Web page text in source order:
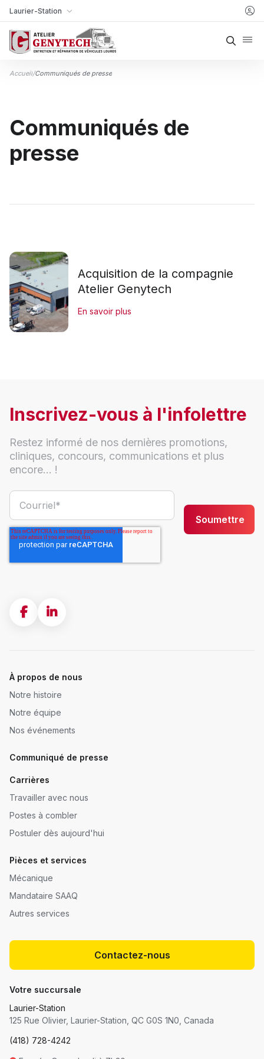
Aller au contenu
Ma succursale
Laurier-Station
Accueil/Communiqués de presse
Communiqués de
presse
Acquisition de la compagnie
Atelier Genytech
En savoir plus
Inscrivez-vous à l'infolettre
Restez informé de nos dernières promotions,
cliniques, concours, communications et plus
encore... !
À propos de nous
Notre histoire
Notre équipe
Nos événements
Communiqué de presse
Carrières
Travailler avec nous
Postes à combler
Postuler dès aujourd'hui
Pièces et services
Mécanique
Mandataire SAAQ
Autres services
Contactez-nous
Votre succursale
Laurier-Station
125 Rue Olivier, Laurier-Station, QC G0S 1N0, Canada
(418) 728-4242